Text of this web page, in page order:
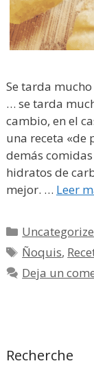
Se tarda
… se tarda
cambio, en el
una receta «de
demás
hidratos de
mejor. … Leer
Categorías
Etiquetas
Ñoquis,
Deja un
Recherche